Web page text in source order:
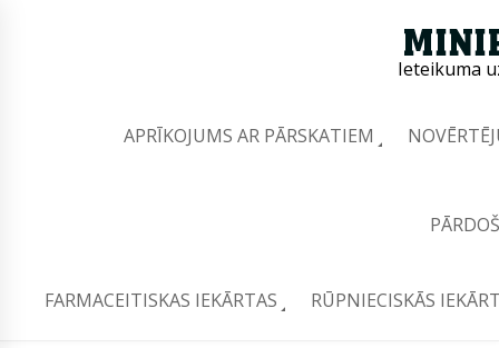
Ieteikuma
APRĪKOJUMS AR PĀRSKATIEM
FARMACEITISKAS IEKĀRTAS RŪPNIECISKĀS